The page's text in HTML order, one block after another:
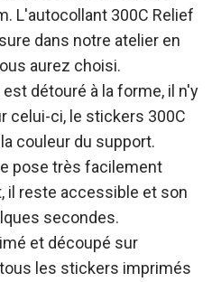
L'autocollant 300C Relief
dans notre atelier en
aurez choisi.
détouré à la forme, il n'y
celui-ci, le stickers 300C
couleur du support.
pose très facilement
il reste accessible et son
secondes.
et découpé sur
les stickers imprimés